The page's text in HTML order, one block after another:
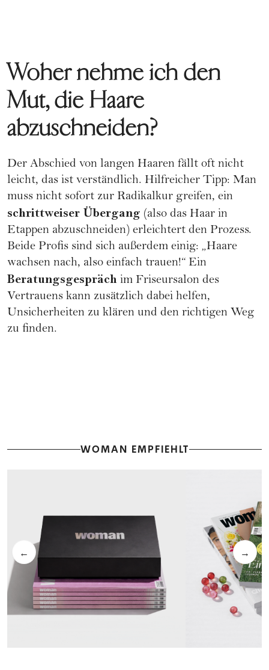
Woher nehme ich den
Mut, die Haare
abzuschneiden?
Der Abschied von langen Haaren fällt oft nicht
leicht, das ist verständlich. Hilfreicher Tipp: Man
muss nicht sofort zur Radikalkur greifen, ein
schrittweiser Übergang (also das Haar in
Etappen abzuschneiden) erleichtert den Prozess.
Beide Profis sind sich außerdem einig: „Haare
wachsen nach, also einfach trauen!“ Ein
Beratungsgespräch im Friseursalon des
Vertrauens kann zusätzlich dabei helfen,
Unsicherheiten zu klären und den richtigen Weg
zu finden.
WOMAN EMPFIEHLT
← →